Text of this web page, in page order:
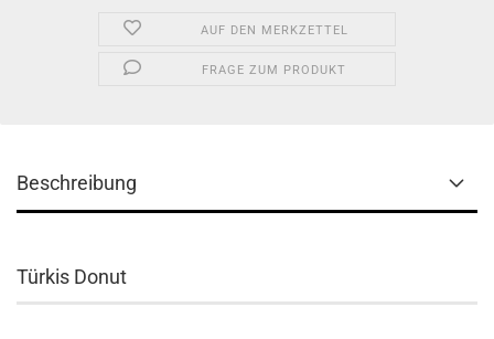
AUF DEN MERKZETTEL
FRAGE ZUM PRODUKT
Beschreibung
Türkis Donut